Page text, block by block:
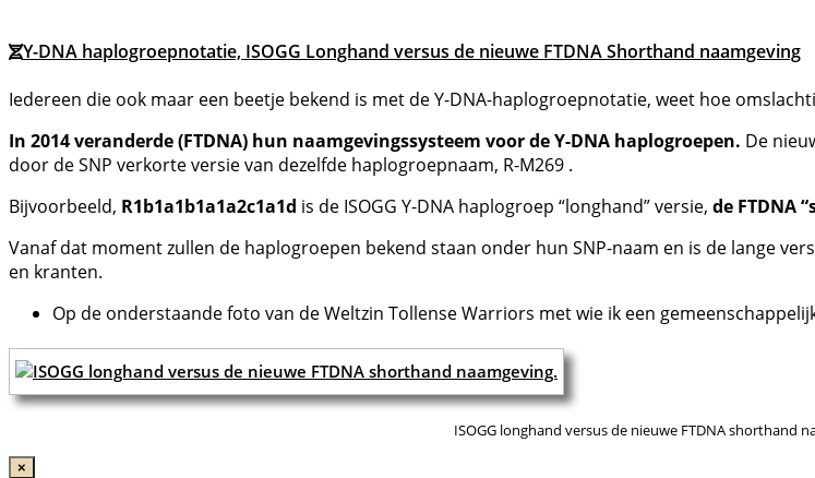
Y-DNA haplogroepnotatie, ISOGG Longhand versus de nieuwe FTDNA Shorthand naamgeving
Iedereen die ook maar een beetje bekend is met de Y-DNA-haplogroepnotatie, weet hoe
In 2014 veranderde (FTDNA) hun naamgevingssysteem voor de Y-DNA haplogroepen. De
door de SNP verkorte versie van dezelfde haplogroepnaam, R-M269 .
Bijvoorbeeld, R1b1a1b1a1a2c1a1d is de ISOGG Y-DNA haplogroep “longhand” versie, de FTDNA
Vanaf dat moment zullen de haplogroepen bekend staan ​​onder hun SNP-naam en is de lange
en kranten.
Op de onderstaande foto van de Weltzin Tollense Warriors met wie ik een
ISOGG longhand versus de nieuwe FTDNA shorthand
×